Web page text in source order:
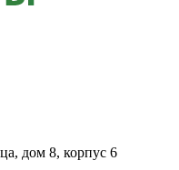
дом 8, корпус 6